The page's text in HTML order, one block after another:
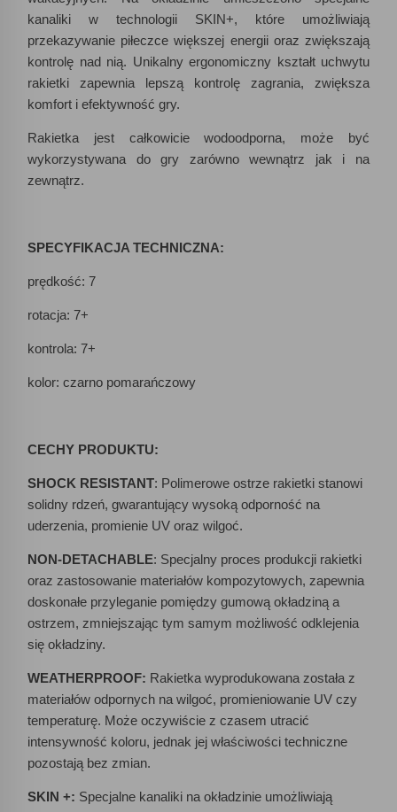
kanaliki w technologii SKIN+, które umożliwiają
przekazywanie piłeczce większej energii oraz zwiększają
kontrolę nad nią. Unikalny ergonomiczny kształt uchwytu
rakietki zapewnia lepszą kontrolę zagrania, zwiększa
komfort i efektywność gry.
Rakietka jest całkowicie wodoodporna, może być
wykorzystywana do gry zarówno wewnątrz jak i na
zewnątrz.
SPECYFIKACJA TECHNICZNA:
prędkość: 7
rotacja: 7+
kontrola: 7+
kolor: czarno pomarańczowy
CECHY PRODUKTU:
SHOCK RESISTANT: Polimerowe ostrze rakietki stanowi
solidny rdzeń, gwarantujący wysoką odporność na
uderzenia, promienie UV oraz wilgoć.
NON-DETACHABLE: Specjalny proces produkcji rakietki
oraz zastosowanie materiałów kompozytowych, zapewnia
doskonałe przyleganie pomiędzy gumową okładziną a
ostrzem, zmniejszając tym samym możliwość odklejenia
się okładziny.
WEATHERPROOF: Rakietka wyprodukowana została z
materiałów odpornych na wilgoć, promieniowanie UV czy
temperaturę. Może oczywiście z czasem utracić
intensywność koloru, jednak jej właściwości techniczne
pozostają bez zmian.
SKIN +: Specjalne kanaliki na okładzinie umożliwiają